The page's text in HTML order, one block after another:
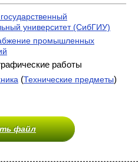
университет (СибГИУ)
промышленных
работы
(Технические предметы)
файл